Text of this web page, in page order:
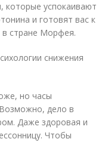
которые успокаивают
и готовят вас к
стране Морфея.
снижения
но часы
дело в
Даже здоровая и
Чтобы